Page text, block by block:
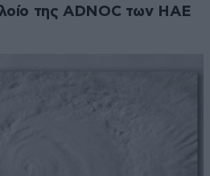
της ADNOC των ΗΑΕ